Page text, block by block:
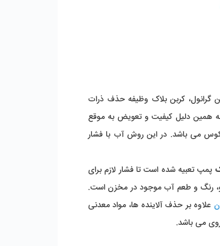
گرانول، کربن بلاک وظیفه حذف ذرات
به همین دلیل کیفیت و تعویض به موقع
می باشد. در این روش آب با فشار
پمپ تعبیه شده است تا فشار لازم برای
بو، رنگ و طعم آب موجود در مخزن است.
علاوه بر حذف آلاینده ها، مواد معدنی
می باشد.